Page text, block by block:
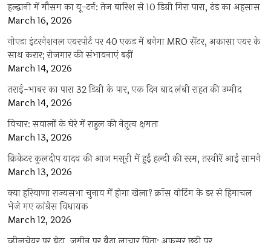
हल्द्वानी में मौसम का यू-टर्न: तेज बारिश से 10 डिग्री गिरा पारा, ठंड का अहसास
March 16, 2026
नोएडा इंटरनेशनल एयरपोर्ट पर 40 एकड़ में बनेगा MRO सेंटर, अकासा एयर के
साथ करार; रोजगार की संभावनाएं बढ़ीं
March 14, 2026
तराई-भाबर का पारा 32 डिग्री के पार, एक दिन बाद लंबी राहत की उम्मीद
March 14, 2026
विचार: सवालों के घेरे में राहुल की नेतृत्व क्षमता
March 13, 2026
क्रिकेटर कुलदीप यादव की आज मसूरी में हुई हल्दी की रस्म, तस्वीरें आई सामने
March 13, 2026
क्या हरियाणा राज्यसभा चुनाव में होगा खेला? क्रॉस वोटिंग के डर से हिमाचल
भेजे गए कांग्रेस विधायक
March 12, 2026